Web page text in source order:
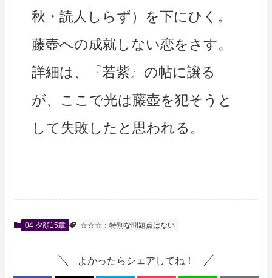
秋・読人しらず）を下にひく。
藤壺への成就しない恋をさす。
詳細は、『若紫』の帖に譲る
が、ここで光は藤壺を犯そうと
して失敗したと思われる。
04 夕顔15章 ☆☆☆：特別な問題点はない
よかったらシェアしてね！